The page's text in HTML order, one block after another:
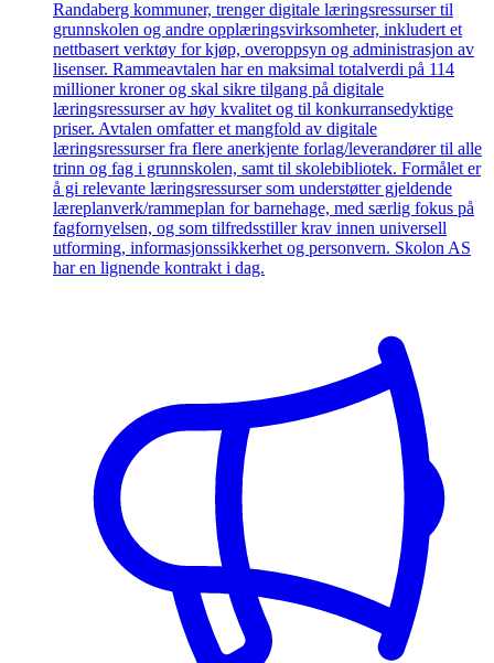
Randaberg kommuner, trenger digitale læringsressurser til
grunnskolen og andre opplæringsvirksomheter, inkludert et
nettbasert verktøy for kjøp, overoppsyn og administrasjon av
lisenser. Rammeavtalen har en maksimal totalverdi på 114
millioner kroner og skal sikre tilgang på digitale
læringsressurser av høy kvalitet og til konkurransedyktige
priser. Avtalen omfatter et mangfold av digitale
læringsressurser fra flere anerkjente forlag/leverandører til alle
trinn og fag i grunnskolen, samt til skolebibliotek. Formålet er
å gi relevante læringsressurser som understøtter gjeldende
læreplanverk/rammeplan for barnehage, med særlig fokus på
fagfornyelsen, og som tilfredsstiller krav innen universell
utforming, informasjonssikkerhet og personvern. Skolon AS
har en lignende kontrakt i dag.